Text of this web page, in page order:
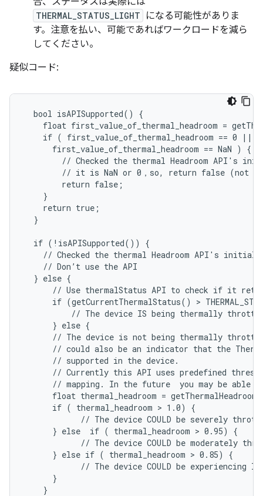
THERMAL_STATUS_LIGHT
になる可能性がありま
す。注意を払い、可能であればワークロードを減ら
してください。
疑似コード:
  bool isAPISupported() {
float first_value_of_thermal_headroom =
    if ( first_value_of_thermal_headroom == 0 ||
      first_value_of_thermal_headroom == NaN ) {
// Checked the thermal Headroom API's
// it is NaN or 0，so, return false (not
        return false;
    }
    return true;
  }
  if (!isAPISupported()) {
// Checked the thermal Headroom API's initial
    // Don’t use the API
  } else {
// Use thermalStatus API to check if it
if (getCurrentThermalStatus() >
// The device IS being thermally
      } else {
// The device is not being thermally
// could also be an indicator that the
      // supported in the device.
// Currently this API uses predefined
// mapping. In the future  you may be able
float thermal_headroom =
      if ( thermal_headroom > 1.0) {
// The device COULD be severely
      } else  if ( thermal_headroom > 0.95) {
// The device COULD be moderately
      } else if ( thermal_headroom > 0.85) {
// The device COULD be experiencing
      }
    }